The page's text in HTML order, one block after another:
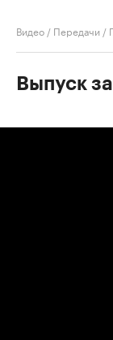
Видео / Передачи /
Выпуск